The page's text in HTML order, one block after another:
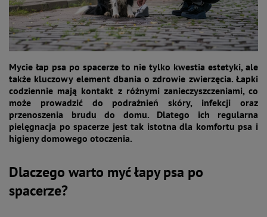
Mycie łap psa po spacerze to nie tylko kwestia estetyki, ale
także kluczowy element dbania o zdrowie zwierzęcia. Łapki
codziennie mają kontakt z różnymi zanieczyszczeniami, co
może prowadzić do podrażnień skóry, infekcji oraz
przenoszenia brudu do domu. Dlatego ich regularna
pielęgnacja po spacerze jest tak istotna dla komfortu psa i
higieny domowego otoczenia.
Dlaczego warto myć łapy psa po
spacerze?